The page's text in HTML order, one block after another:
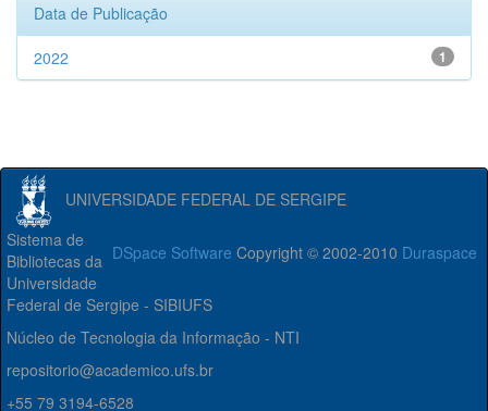
Data de Publicação
1
2022
UNIVERSIDADE FEDERAL DE SERGIPE
DSpace Software Copyright © 2002-2010 Duraspace
Sistema de
Bibliotecas da
Universidade
Federal de Sergipe - SIBIUFS
Núcleo de Tecnologia da Informação - NTI
repositorio@academico.ufs.br
+55 79 3194-6528